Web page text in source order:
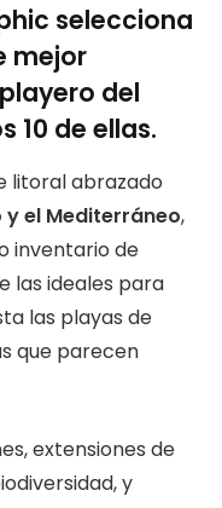
selecciona
mejor
del
10 de ellas.
litoral abrazado
el Mediterráneo,
inventario de
las ideales para
las playas de
que parecen
extensiones de
y